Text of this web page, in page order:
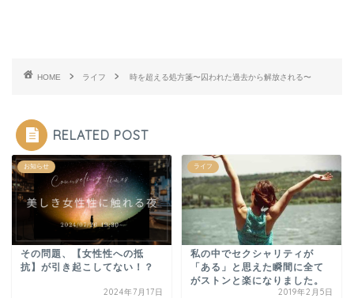
HOME ライフ 時を超える処方箋〜囚われた過去から解放される〜
RELATED POST
お知らせ
その問題、【女性性への抵
抗】が引き起こしてない！？
2024年7月17日
ライフ
私の中でセクシャリティが
「ある」と思えた瞬間に全て
がストンと楽になりました。
2019年2月5日